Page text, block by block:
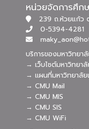
หน่วยจัดการศึ
239 ถ.ห้วยแก้ว
0-5394-4281
บริการของมหาวิทยา
→ เว็บไซต์มหาวิทยาลั
→ แผนที่มหาวิทยาลัย
→ CMU Mail
→ CMU MIS
→ CMU SIS
→ CMU WiFi